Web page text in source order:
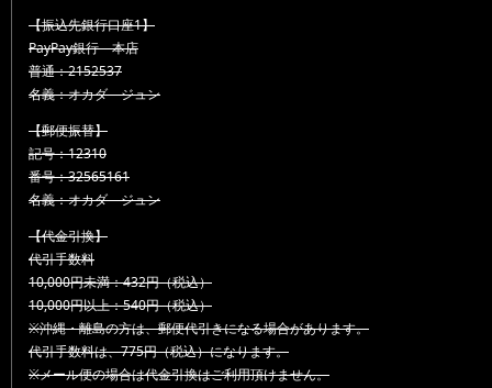
【振込先銀行口座1】
PayPay銀行 本店
普通：2152537
名義：オカダ ジュン
【郵便振替】
記号：12310
番号：32565161
名義：オカダ ジュン
【代金引換】
代引手数料
10,000円未満：432円（税込）
10,000円以上：540円（税込）
※沖縄・離島の方は、郵便代引きになる場合があります。
代引手数料は、775円（税込）になります。
※メール便の場合は代金引換はご利用頂けません。